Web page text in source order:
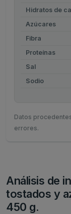
Hidratos de
Azúcares
Fibra
Proteínas
Sal
Sodio
Datos
errores.
Análisis de
tostados y
450 g.